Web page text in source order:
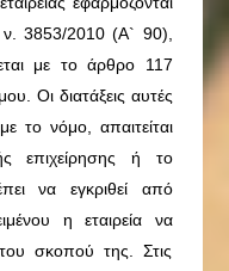
ν. 3853/2010 (Α` 90),
με το άρθρο 117
Οι διατάξεις αυτές
το νόμο, απαιτείται
επιχείρησης ή το
να εγκριθεί από
η εταιρεία να
του σκοπού της. Στις